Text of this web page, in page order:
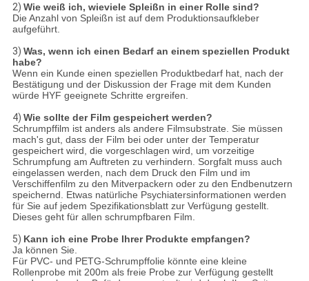
2) Wie weiß ich, wieviele Spleißn in einer Rolle sind?
Die Anzahl von Spleißn ist auf dem Produktionsaufkleber
aufgeführt.
3) Was, wenn ich einen Bedarf an einem speziellen Produkt
habe?
Wenn ein Kunde einen speziellen Produktbedarf hat, nach der
Bestätigung und der Diskussion der Frage mit dem Kunden
würde HYF geeignete Schritte ergreifen.
4) Wie sollte der Film gespeichert werden?
Schrumpffilm ist anders als andere Filmsubstrate. Sie müssen
mach's gut, dass der Film bei oder unter der Temperatur
gespeichert wird, die vorgeschlagen wird, um vorzeitige
Schrumpfung am Auftreten zu verhindern. Sorgfalt muss auch
eingelassen werden, nach dem Druck den Film und im
Verschiffenfilm zu den Mitverpackern oder zu den Endbenutzern
speichernd. Etwas natürliche Psychiatersinformationen werden
für Sie auf jedem Spezifikationsblatt zur Verfügung gestellt.
Dieses geht für allen schrumpfbaren Film.
5) Kann ich eine Probe Ihrer Produkte empfangen?
Ja können Sie.
Für PVC- und PETG-Schrumpffolie könnte eine kleine
Rollenprobe mit 200m als freie Probe zur Verfügung gestellt